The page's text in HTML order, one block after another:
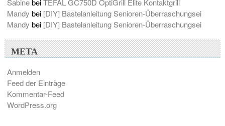
SabinebeiTEFAL GC750D OptiGrill Elite Kontaktgrill
Mandy bei [DIY] Bastelanleitung Senioren-Überraschungsei
Mandy bei [DIY] Bastelanleitung Senioren-Überraschungsei
META
Anmelden
Feed der Einträge
Kommentar-Feed
WordPress.org